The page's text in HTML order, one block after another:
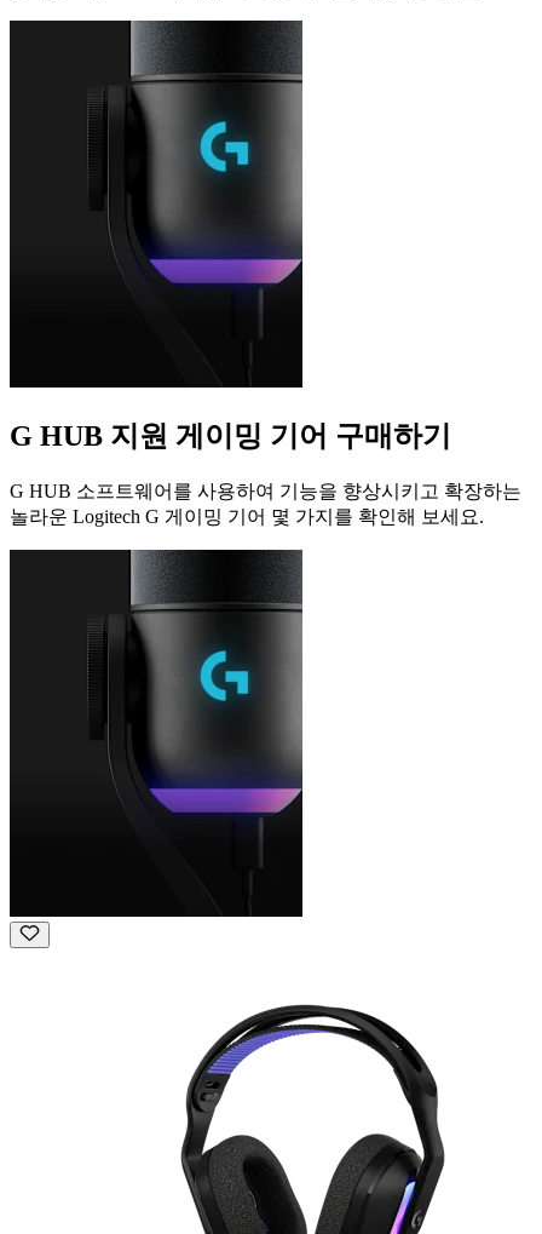
G HUB 지원 게이밍 기어 구매하기
G HUB 소프트웨어를 사용하여 기능을 향상시키고 확장하는
놀라운 Logitech G 게이밍 기어 몇 가지를 확인해 보세요.